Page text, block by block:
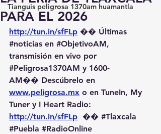
Tianguis peligrosa 1370am huamantla
PARA EL 2026
http://tun.in/sfFLp �� Últimas
#noticias en #ObjetivoAM,
transmisión en vivo por
#Peligrosa1370AM y 1600-
AM��️ Descúbrelo en
www.peligrosa.mx o en TuneIn, My
Tuner y I Heart Radio:
http://tun.in/sfFLp �� #Tlaxcala
#Puebla #RadioOnline